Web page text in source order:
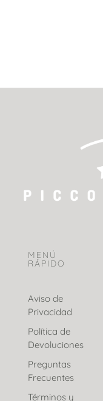
MENÚ
RÁPIDO
Aviso de
Privacidad
Política de
Devoluciones
Preguntas
Frecuentes
Términos y